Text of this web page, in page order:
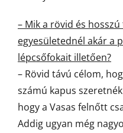
– Mik a rövid és
egyesületednél akár a
lépcsőfokait illetően?
– Rövid távú célom,
számú kapus
hogy a Vasas felnőtt
Addig ugyan még